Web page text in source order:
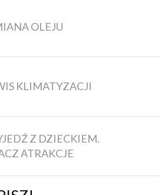
OLEJU
KLIMATYZACJI
Z DZIECKIEM.
ATRAKCJE